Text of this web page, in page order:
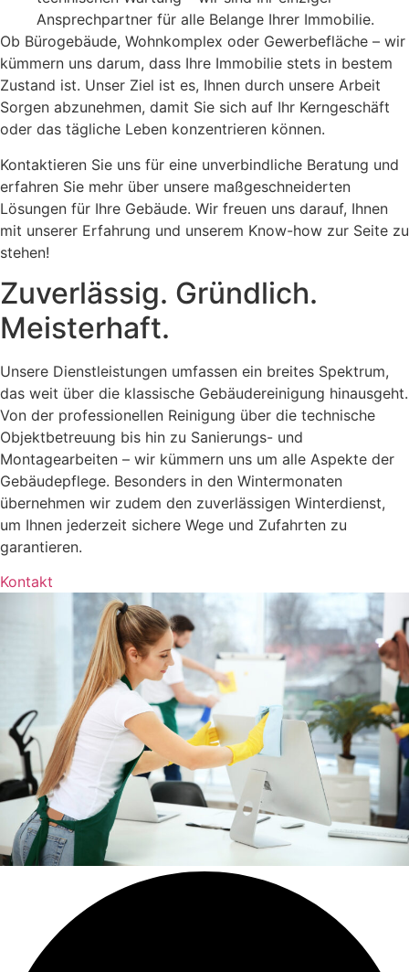
Ansprechpartner für alle Belange Ihrer Immobilie.
Ob Bürogebäude, Wohnkomplex oder Gewerbefläche – wir
kümmern uns darum, dass Ihre Immobilie stets in bestem
Zustand ist. Unser Ziel ist es, Ihnen durch unsere Arbeit
Sorgen abzunehmen, damit Sie sich auf Ihr Kerngeschäft
oder das tägliche Leben konzentrieren können.
Kontaktieren Sie uns für eine unverbindliche Beratung und
erfahren Sie mehr über unsere maßgeschneiderten
Lösungen für Ihre Gebäude. Wir freuen uns darauf, Ihnen
mit unserer Erfahrung und unserem Know-how zur Seite zu
stehen!
Zuverlässig. Gründlich.
Meisterhaft.
Unsere Dienstleistungen umfassen ein breites Spektrum,
das weit über die klassische Gebäudereinigung hinausgeht.
Von der professionellen Reinigung über die technische
Objektbetreuung bis hin zu Sanierungs- und
Montagearbeiten – wir kümmern uns um alle Aspekte der
Gebäudepflege. Besonders in den Wintermonaten
übernehmen wir zudem den zuverlässigen Winterdienst,
um Ihnen jederzeit sichere Wege und Zufahrten zu
garantieren.
Kontakt